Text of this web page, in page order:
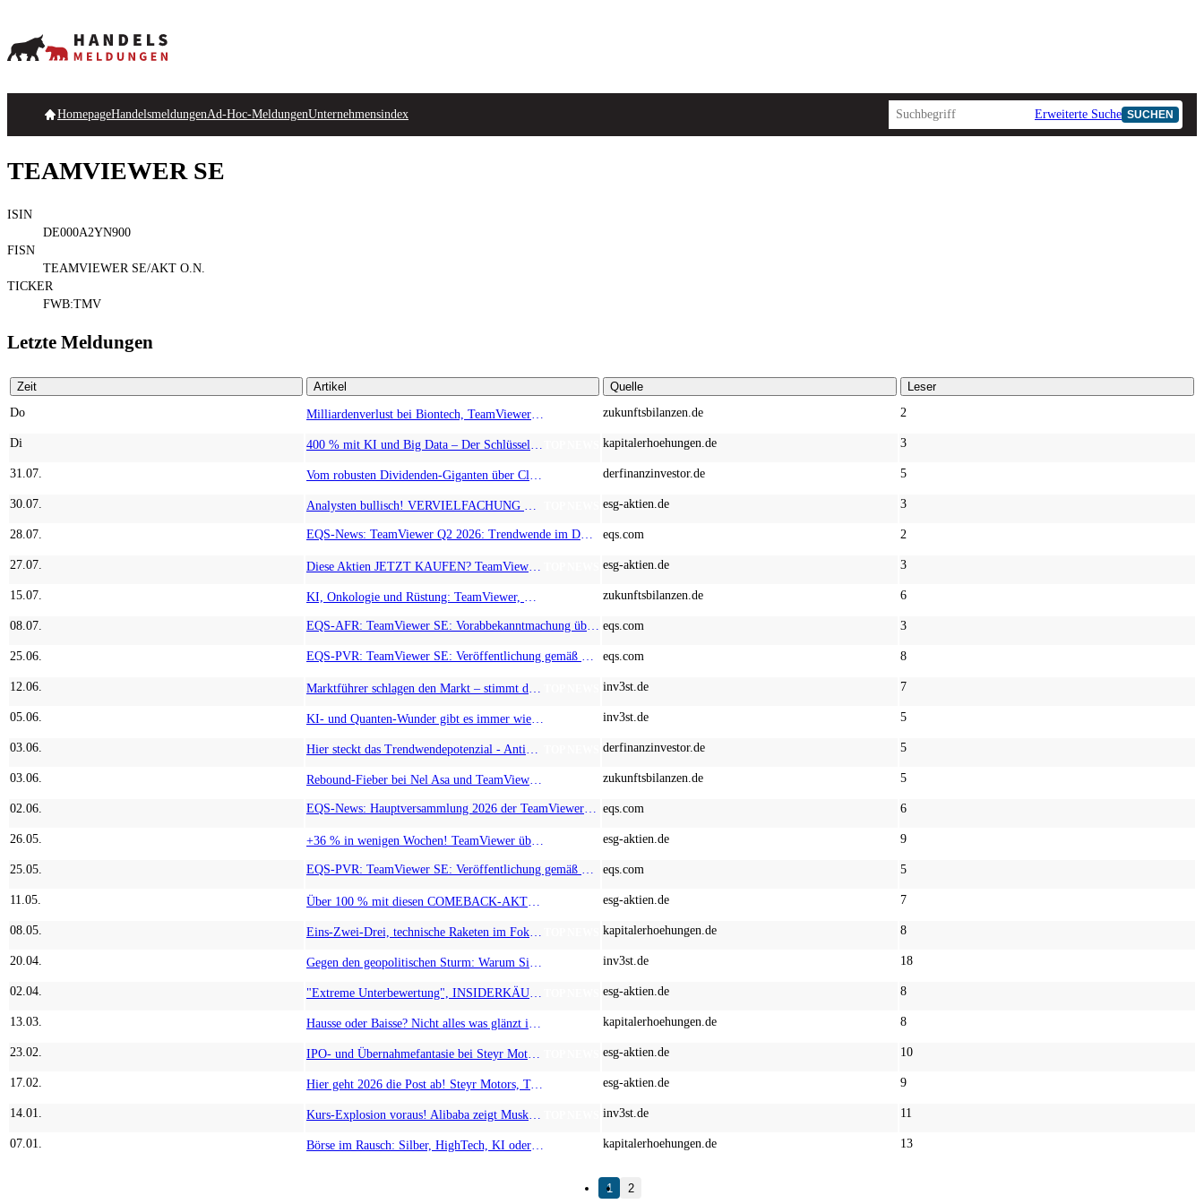
HomepageHandelsmeldungenAd-Hoc-MeldungenUnternehmensindex Erweiterte Suche SUCHEN
TEAMVIEWER SE
ISIN
DE000A2YN900
FISN
TEAMVIEWER SE/AKT O.N.
TICKER
FWB:TMV
Letzte Meldungen
Zeit Artikel Quelle
Leser
Do
Milliardenverlust bei Biontech, TeamViewer hofft auf Wende, Lahontan Gold vor dem großen Ausbruch? zukunftsbilanzen.de 2
Di 400 % mit KI und Big Data – Der Schlüssel zu Hypergewinnen! TeamViewer, SAP und Aspermont im Steigflug, Oracle strauchelt kapitalerhoehungen.de 3
31.07. Vom robusten Dividenden-Giganten über Cleantech bis zum KI-getriebenen Turnaround - dynaCERT, McDonald's, ServiceNow, TeamViewer derfinanzinvestor.de 5
30.07. Analysten bullisch! VERVIELFACHUNG möglich! TeamViewer, Atoss Software, MustGrow! esg-aktien.de 3
28.07. EQS-News: TeamViewer Q2 2026: Trendwende im DEX-Geschäft, TeamViewer-ONE-Plattform mit gutem Momentum, Prognose für Gesamtjahr bestätigt eqs.com 2
27.07. Diese Aktien JETZT KAUFEN? TeamViewer, Infineon, HPQ Silicon! esg-aktien.de 3
15.07. KI, Onkologie und Rüstung: TeamViewer, BioNTech & Antimony Resources - Ein Mix fürs Portfolio! zukunftsbilanzen.de 6
08.07. EQS-AFR: TeamViewer SE: Vorabbekanntmachung über die Veröffentlichung von Finanzberichten gemäß §§ 114, 115, 117 WpHG eqs.com 3
25.06. EQS-PVR: TeamViewer SE: Veröffentlichung gemäß § 40 Abs. 1 WpHG mit dem Ziel der europaweiten Verbreitung eqs.com 8
12.06. Marktführer schlagen den Markt – stimmt das noch? Zefiro Methane auf der Überholspur, taumeln SAP und TeamViewer weiter? inv3st.de 7
05.06. KI- und Quanten-Wunder gibt es immer wieder! TeamViewer, SAP und Aspermont im Steigflug, Palantir im Abseits inv3st.de 5
03.06. Hier steckt das Trendwendepotenzial - Antimony Resources, GFT Technologies, TeamViewer derfinanzinvestor.de 5
03.06. Rebound-Fieber bei Nel Asa und TeamViewer: Zündet nun auch bei Desert Gold der Turbo? zukunftsbilanzen.de 5
02.06. EQS-News: Hauptversammlung 2026 der TeamViewer SE – Aktionäre wählen neues Aufsichtsratsmitglied und stimmen allen Tagesordnungspunkten mit großer Mehrheit zu eqs.com 6
26.05. +36 % in wenigen Wochen! TeamViewer überzeugt Mercedes Formel-1-Team! Bald auch X und BioNxt Solutions? esg-aktien.de 9
25.05. EQS-PVR: TeamViewer SE: Veröffentlichung gemäß § 40 Abs. 1 WpHG mit dem Ziel der europaweiten Verbreitung eqs.com 5
11.05. Über 100 % mit diesen COMEBACK-AKTIEN?! Renk, TeamViewer und Gold-Perle Kobo Resources esg-aktien.de 7
08.05. Eins-Zwei-Drei, technische Raketen im Fokus! Es geht los bei TeamViewer, RE Royalties und PayPal kapitalerhoehungen.de 8
20.04. Gegen den geopolitischen Sturm: Warum Silver Viper, SAP, Deutsche Telekom und TeamViewer jetzt interessant sind inv3st.de 18
02.04. "Extreme Unterbewertung", INSIDERKÄUFE, Shortsqueeze: CTS Eventim, TeamViewer Aktie und Dividenden-Perle RE Royalties! esg-aktien.de 8
13.03. Hausse oder Baisse? Nicht alles was glänzt ist Gold! Evotec, TeamViewer und Lahontan Gold zum Rapport kapitalerhoehungen.de 8
23.02. IPO- und Übernahmefantasie bei Steyr Motors, TeamViewer, Pure One! Aktie vor Kursexplosion?! esg-aktien.de 10
17.02. Hier geht 2026 die Post ab! Steyr Motors, TeamViewer, dynaCERT Aktie! esg-aktien.de 9
14.01. Kurs-Explosion voraus! Alibaba zeigt Muskeln, RE Royalties plus 40 % und TeamViewer auf der Startrampe! inv3st.de 11
07.01. Börse im Rausch: Silber, HighTech, KI oder Bitcoin? 100 % Chance bei Strategy, Finexity, MetaPlanet und Teamviewer kapitalerhoehungen.de 13
1 2